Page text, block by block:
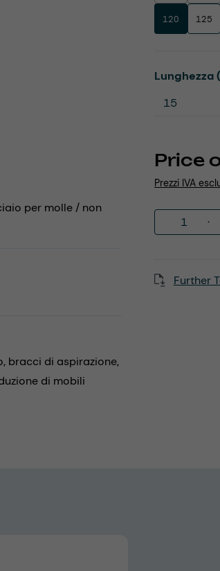
Price
Prezzi IVA
120 125
Select
Lunghezza
Further
per molle / non
bracci di aspirazione,
di mobili